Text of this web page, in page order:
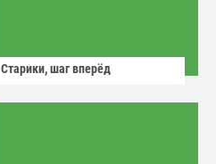
Старики, шаг вперёд